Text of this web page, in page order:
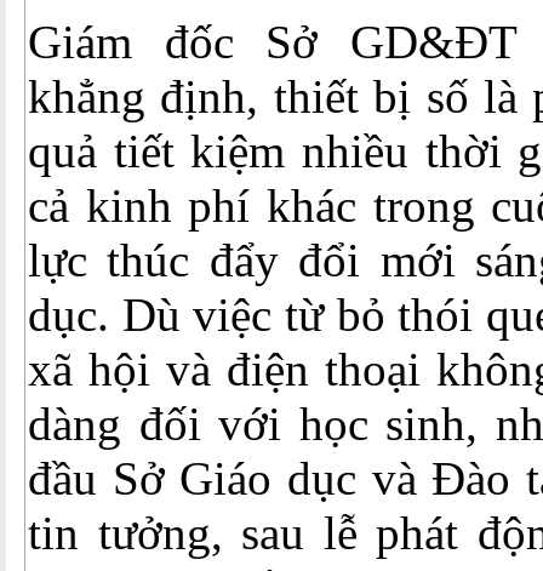
Giám đốc Sở GD&ĐT
khẳng định, thiết bị số là
quả tiết kiệm nhiều thời
cả kinh phí khác trong
lực thúc đẩy đổi mới
dục. Dù việc từ bỏ thói
xã hội và điện thoại
dàng đối với học sinh,
đầu Sở Giáo dục và Đào
tin tưởng, sau lễ phát